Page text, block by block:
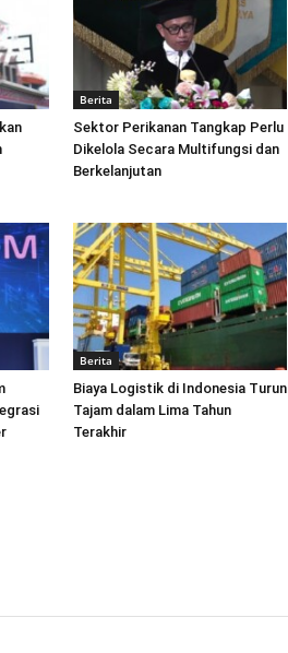
Berita
Sektor Perikanan Tangkap Perlu
Dikelola Secara Multifungsi dan
Berkelanjutan
Berita
Biaya Logistik di Indonesia Turun
Tajam dalam Lima Tahun
Terakhir